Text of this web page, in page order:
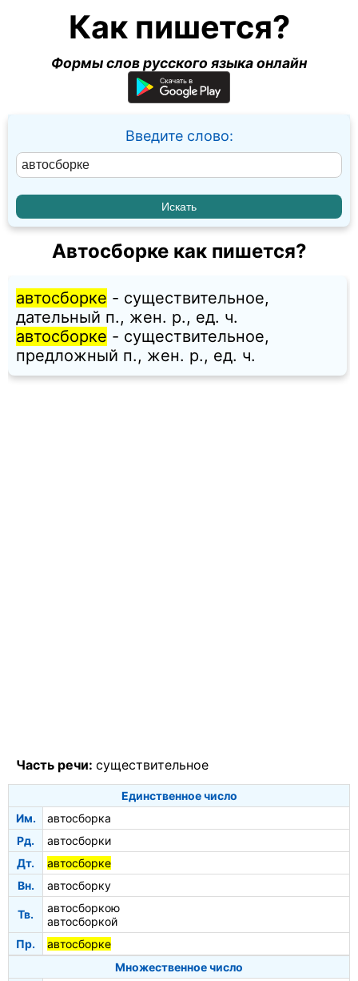
Как пишется?
Формы слов русского языка онлайн
Введите слово:
Автосборке как пишется?
автосборке - существительное,
дательный п., жен. p., ед. ч.
автосборке - существительное,
предложный п., жен. p., ед. ч.
Часть речи: существительное
Единственное число
Им.
автосборка
Рд.
автосборки
Дт.
автосборке
Вн.
автосборку
Тв.
автосборкою
автосборкой
Пр.
автосборке
Множественное число